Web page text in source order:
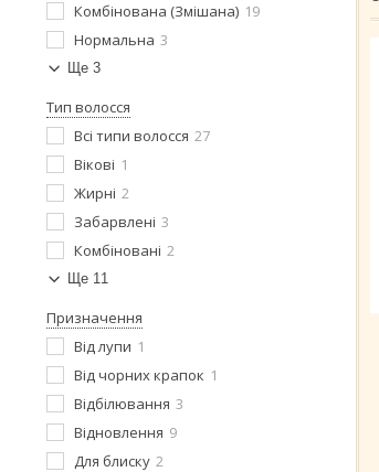
Комбінована (Змішана) 19
Нормальна 3
Ще 3
Тип волосся
Всі типи волосся 27
Вікові 1
Жирні 2
Забарвлені 3
Комбіновані 2
Ще 11
Призначення
Від лупи 1
Від чорних крапок 1
Відбілювання 3
Відновлення 9
Для блиску 2